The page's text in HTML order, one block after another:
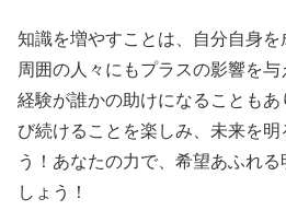
知識を増やすことは、自分自身を
周囲の人々にもプラスの影響を
経験が誰かの助けになることも
び続けることを楽しみ、未来を明
う！あなたの力で、希望あふれ
しょう！